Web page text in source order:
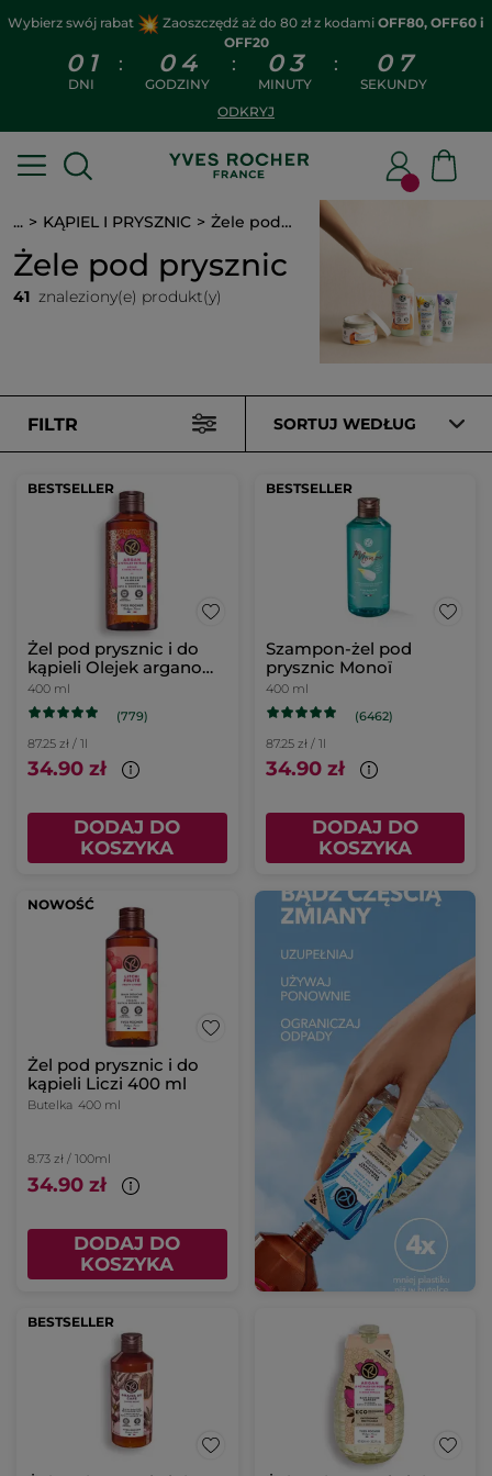
Wybierz swój rabat Zaoszczędź aż do 80 zł z kodami OFF80, OFF60 i
OFF20
0 1
DNI
: 0 4
GODZINY
: 0 3
MINUTY
: 0 6
SEKUNDY
ODKRYJ
... KĄPIEL I PRYSZNIC Żele pod prysznic
Żele pod prysznic
41 znaleziony(e) produkt(y)
FILTR SORTUJ WEDŁUG
BESTSELLER
Żel pod prysznic i do
kąpieli Olejek arganowy
& Płatki róż 400 ml
400 ml
(779)
87.25 zł / 1l
34.90 zł
DODAJ DO
KOSZYKA
BESTSELLER
Szampon-żel pod
prysznic Monoï
400 ml
(6462)
87.25 zł / 1l
34.90 zł
DODAJ DO
KOSZYKA
NOWOŚĆ
Żel pod prysznic i do
kąpieli Liczi 400 ml
Butelka 400 ml
8.73 zł / 100ml
34.90 zł
DODAJ DO
KOSZYKA
BESTSELLER